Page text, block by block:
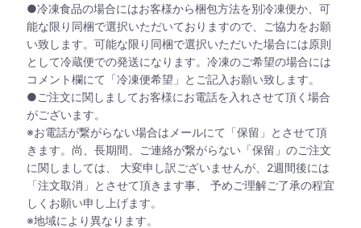
●冷凍食品の場合にはお客様から梱包方法を別冷凍便か、可
能な限り同梱で選択いただいておりますので、ご協力をお願
い致します。可能な限り同梱で選択いただいた場合には原則
として冷蔵便での発送になります。冷凍のご希望の場合には
コメント欄にて「冷凍便希望」とご記入お願い致します。
●ご注文に関しましてお客様にお電話を入れさせて頂く場合
がございます。
※お電話が繋がらない場合はメールにて「保留」とさせて頂
きます。尚、長期間、ご連絡が繋がらない「保留」のご注文
に関しましては、 大変申し訳ございませんが、2週間後には
「注文取消」とさせて頂きます事、 予めご理解ご了承の程宜
しくお願い申し上げます。
※地域により異なります。